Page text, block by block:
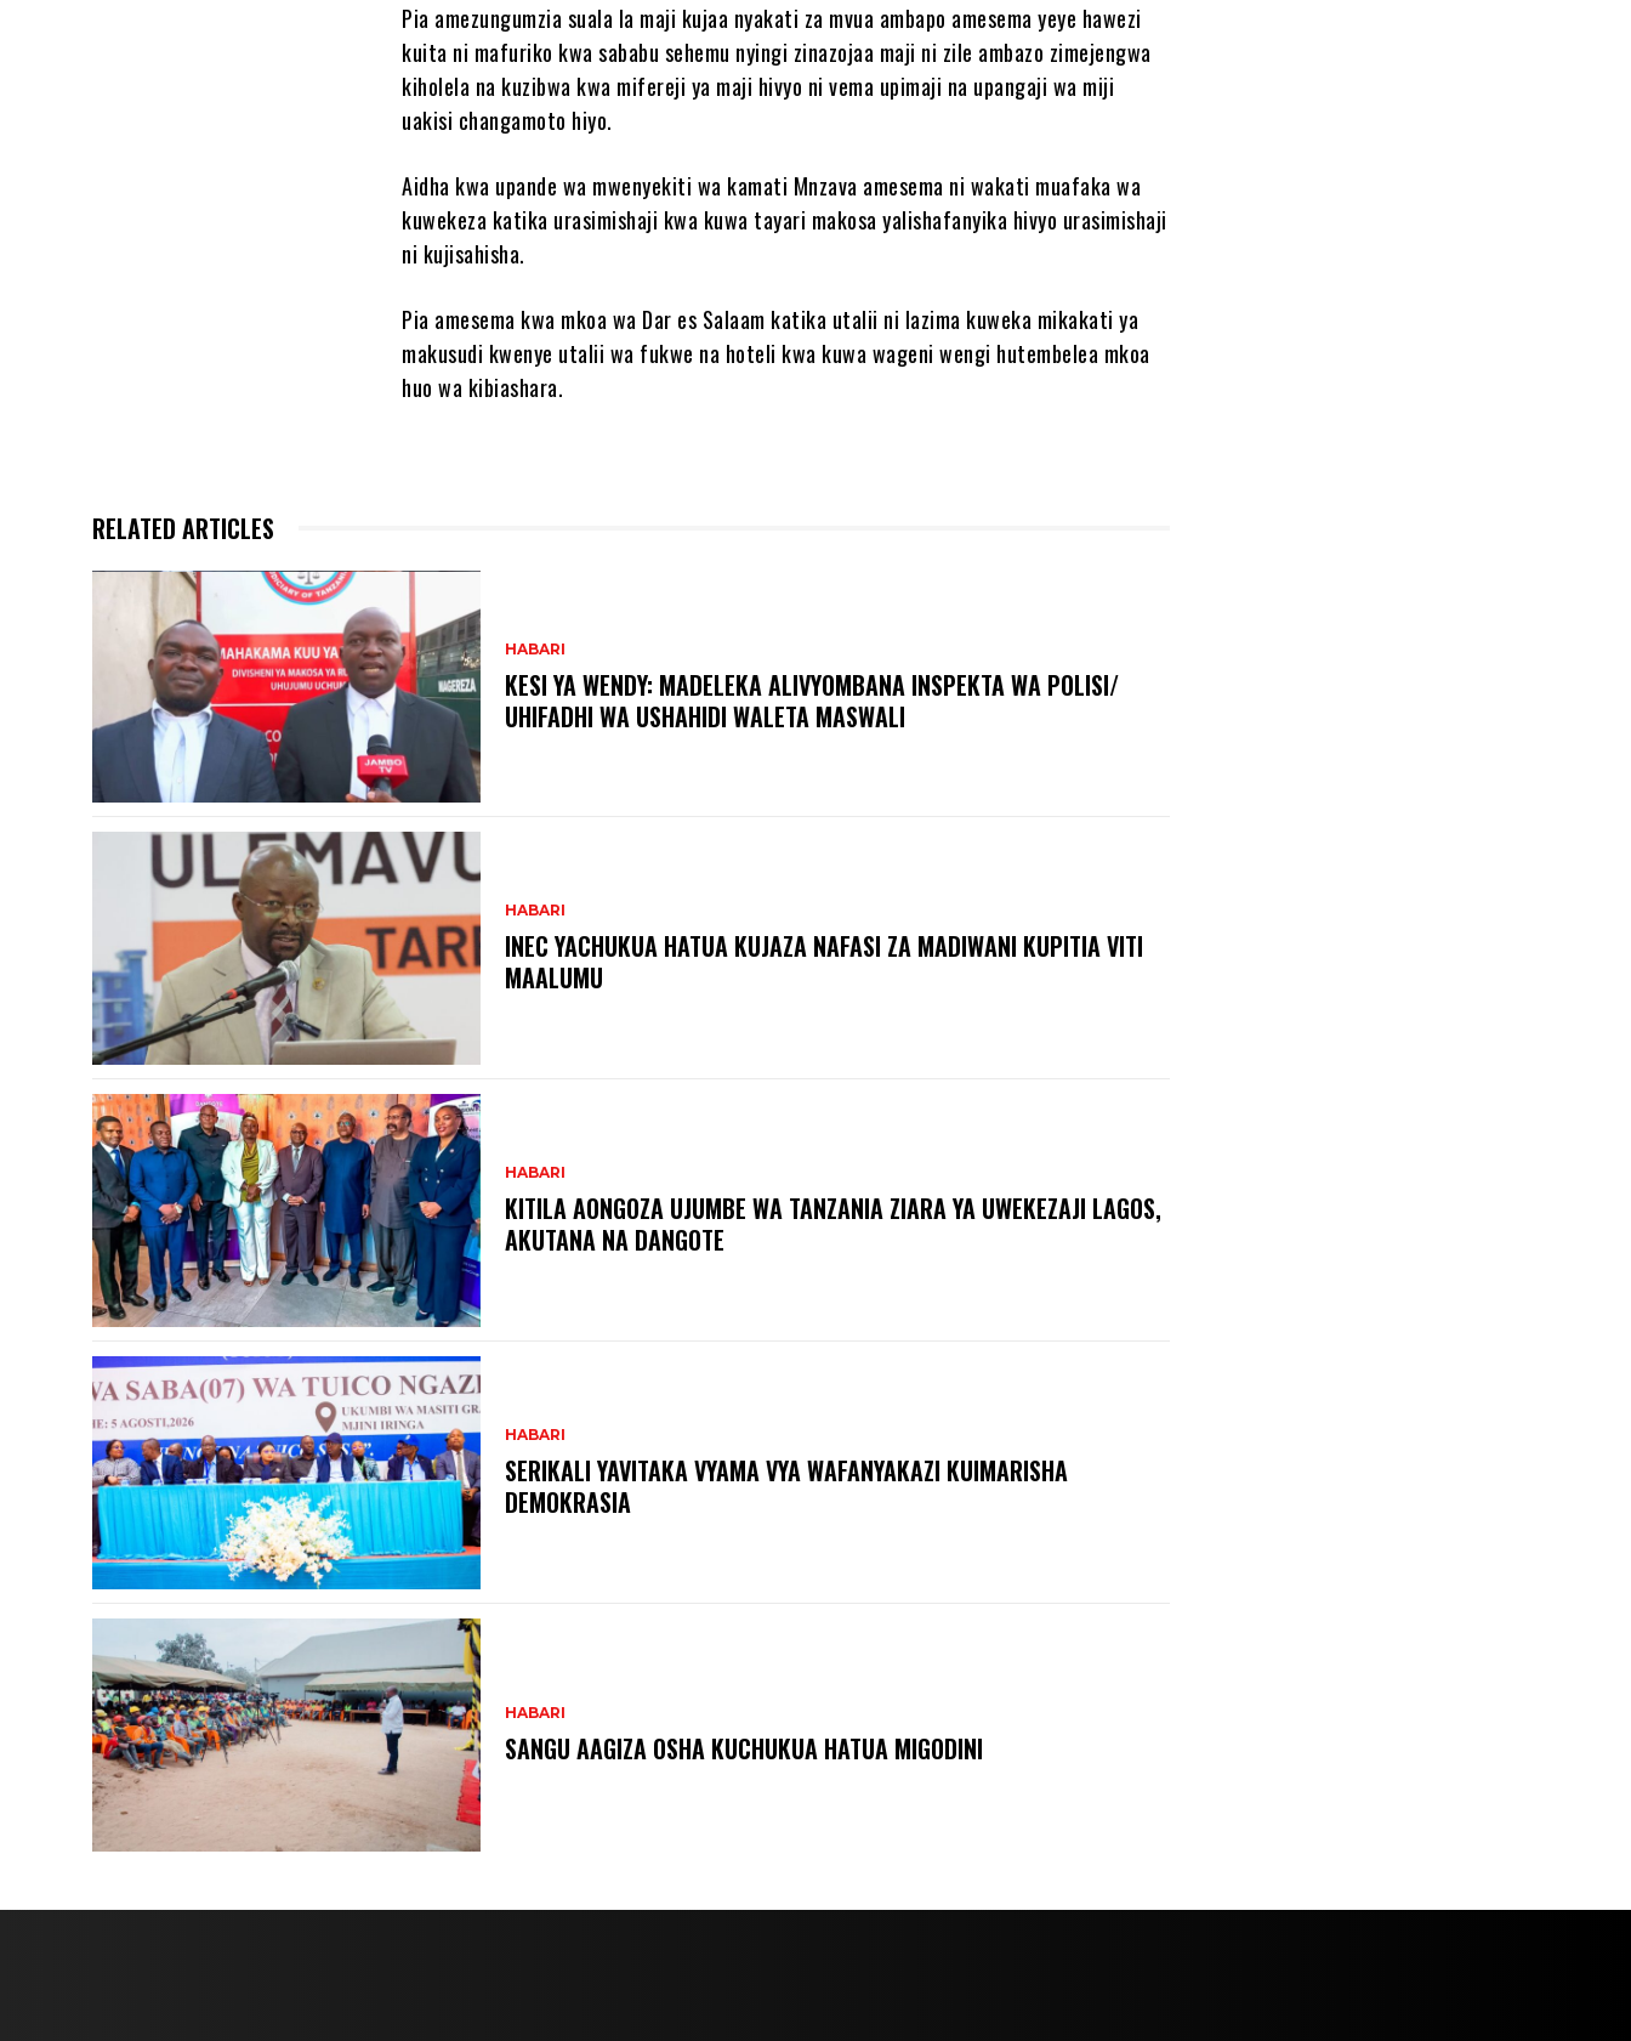
Pia amezungumzia suala la maji kujaa nyakati za mvua ambapo amesema yeye hawezi
kuita ni mafuriko kwa sababu sehemu nyingi zinazojaa maji ni zile ambazo zimejengwa
kiholela na kuzibwa kwa mifereji ya maji hivyo ni vema upimaji na upangaji wa miji
uakisi changamoto hiyo.
Aidha kwa upande wa mwenyekiti wa kamati Mnzava amesema ni wakati muafaka wa
kuwekeza katika urasimishaji kwa kuwa tayari makosa yalishafanyika hivyo urasimishaji
ni kujisahisha.
Pia amesema kwa mkoa wa Dar es Salaam katika utalii ni lazima kuweka mikakati ya
makusudi kwenye utalii wa fukwe na hoteli kwa kuwa wageni wengi hutembelea mkoa
huo wa kibiashara.
RELATED ARTICLES
HABARI
KESI YA WENDY: MADELEKA ALIVYOMBANA INSPEKTA WA POLISI/
UHIFADHI WA USHAHIDI WALETA MASWALI
HABARI
INEC YACHUKUA HATUA KUJAZA NAFASI ZA MADIWANI KUPITIA VITI
MAALUMU
HABARI
KITILA AONGOZA UJUMBE WA TANZANIA ZIARA YA UWEKEZAJI LAGOS,
AKUTANA NA DANGOTE
HABARI
SERIKALI YAVITAKA VYAMA VYA WAFANYAKAZI KUIMARISHA
DEMOKRASIA
HABARI
SANGU AAGIZA OSHA KUCHUKUA HATUA MIGODINI ‎